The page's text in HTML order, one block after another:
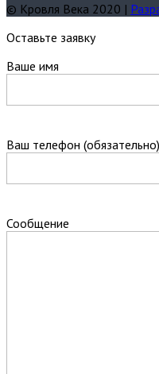
© Кровля Века 2020 |
Оставьте заявку
Ваше имя
Ваш телефон (обязательно)
Сообщение